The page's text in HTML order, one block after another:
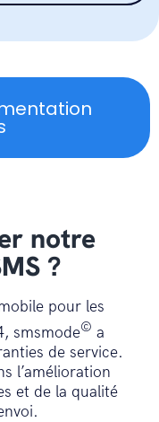
string
emetteur,
notre
?
pour les
smsmode© a
de service.
l’amélioration
et de la qualité